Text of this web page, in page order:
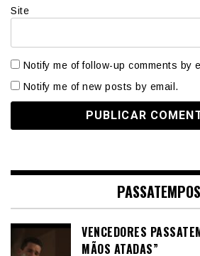
Site
Notify me of follow-up comments by
Notify me of new posts by email.
PASSATEMPOS
VENCEDORES
MÃOS ATADAS”